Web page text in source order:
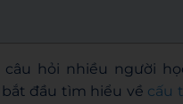
hỏi nhiều người
đầu tìm hiểu về cấu